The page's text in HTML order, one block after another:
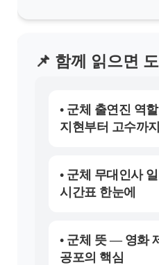
📌 함께 읽으면
• 군체 출연진 역
지현부터 고수까지
• 군체 무대인사
시간표 한눈에
• 군체 뜻 — 영화
공포의 핵심